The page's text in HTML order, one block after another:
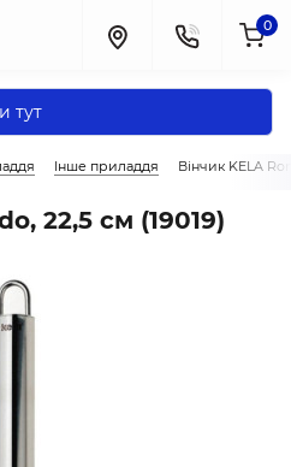
0
Інше приладдя Вінчик KELA
22,5 см (19019)